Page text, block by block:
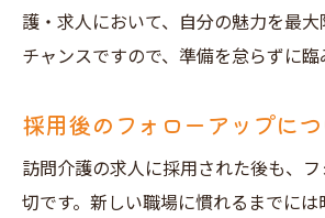
護・求人において、自分の魅力を最大
チャンスですので、準備を怠らずに臨
採用後のフォローアップに
訪問介護の求人に採用された後も、
切です。新しい職場に慣れるまでには